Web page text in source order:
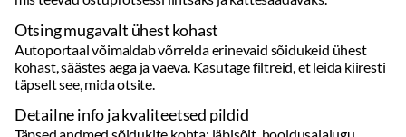
Detailne info ja kvaliteetsed pildid
Täpsed andmed sõidukite kohta: läbisõit, hooldusajalugu,
varustus ja muud olulised detailid. Kvaliteetsed fotod annavad
hea ülevaate auto seisukorrast.
Garantiilised autod
Autoportaalist leiad laia valiku kasutatud sõidukeid, millest
lisagarantii. Saate olla kindel, et teete teadliku ja usaldusväärse
valiku.